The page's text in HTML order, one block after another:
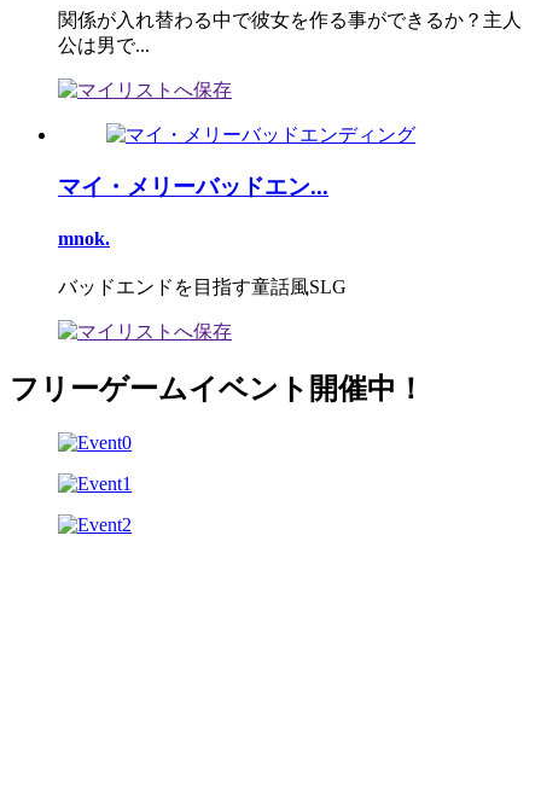
関係が入れ替わる中で彼女を作る事ができるか？主人
公は男で...
マイ・メリーバッドエン...
mnok.
バッドエンドを目指す童話風SLG
フリーゲームイベント開催中！